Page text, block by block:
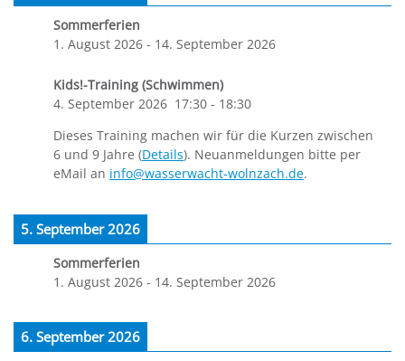
Sommerferien
1. August 2026 - 14. September 2026
Kids!-Training (Schwimmen)
4. September 2026 17:30 - 18:30
Dieses Training machen wir für die Kurzen zwischen
6 und 9 Jahre (Details). Neuanmeldungen bitte per
eMail an info@wasserwacht-wolnzach.de.
5. September 2026
Sommerferien
1. August 2026 - 14. September 2026
6. September 2026